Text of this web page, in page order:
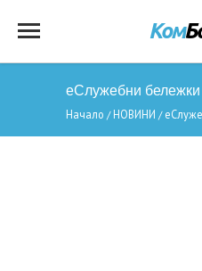
еСлужебни
Начало / НОВИНИ /